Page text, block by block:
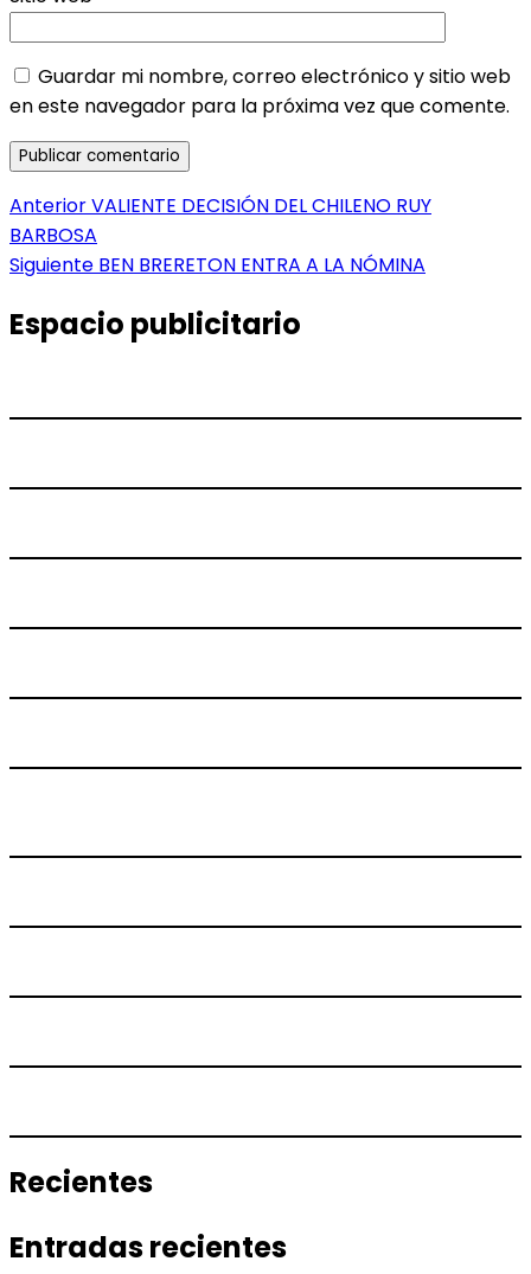
Guardar mi nombre, correo electrónico y sitio web
en este navegador para la próxima vez que comente.
Navegación
de
AnteriorEntrada
anterior:
VALIENTE DECISIÓN DEL CHILENO RUY
BARBOSA
Siguiente Entrada
BEN BRERETON ENTRA A LA NÓMINA
Espacio publicitario
Recientes
Entradas recientes